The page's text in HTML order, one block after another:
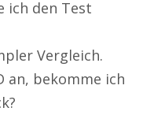
ich den Test
Vergleich.
an, bekomme ich